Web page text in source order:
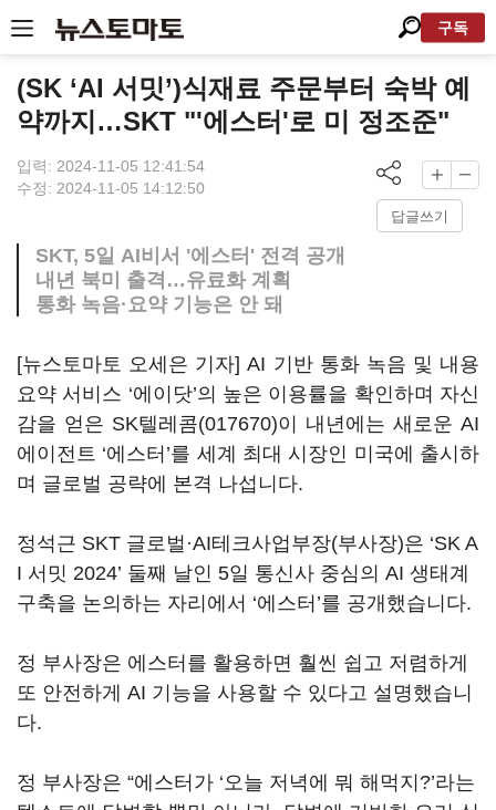
구독
(SK ‘AI 서밋’)식재료 주문부터 숙박 예
약까지…SKT "'에스터'로 미 정조준"
입력: 2024-11-05 12:41:54
수정: 2024-11-05 14:12:50
답글쓰기
SKT, 5일 AI비서 '에스터' 전격 공개
내년 북미 출격…유료화 계획
통화 녹음·요약 기능은 안 돼
[뉴스토마토 오세은 기자] AI 기반 통화 녹음 및 내용
요약 서비스 ‘에이닷’의 높은 이용률을 확인하며 자신
감을 얻은 SK텔레콤(017670)이 내년에는 새로운 AI
에이전트 ‘에스터’를 세계 최대 시장인 미국에 출시하
며 글로벌 공략에 본격 나섭니다.
정석근 SKT 글로벌·AI테크사업부장(부사장)은 ‘SK A
I 서밋 2024’ 둘째 날인 5일 통신사 중심의 AI 생태계
구축을 논의하는 자리에서 ‘에스터’를 공개했습니다.
정 부사장은 에스터를 활용하면 훨씬 쉽고 저렴하게
또 안전하게 AI 기능을 사용할 수 있다고 설명했습니
다.
정 부사장은 “에스터가 ‘오늘 저녁에 뭐 해먹지?’라는